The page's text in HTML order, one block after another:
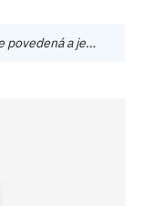
povedená a je…